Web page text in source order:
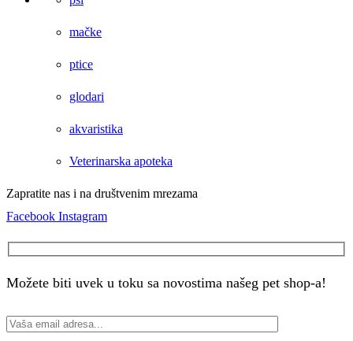
mačke
ptice
glodari
akvaristika
Veterinarska apoteka
Zapratite nas i na društvenim mrezama
Facebook Instagram
Možete biti uvek u toku sa novostima našeg pet shop-a!